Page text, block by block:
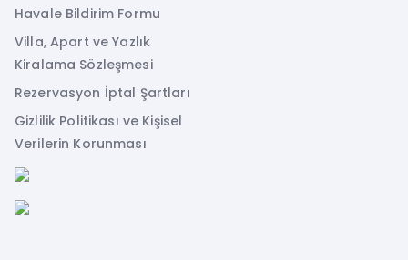
Havale Bildirim Formu
Villa, Apart ve Yazlık
Kiralama Sözleşmesi
Rezervasyon İptal Şartları
Gizlilik Politikası ve Kişisel
Verilerin Korunması